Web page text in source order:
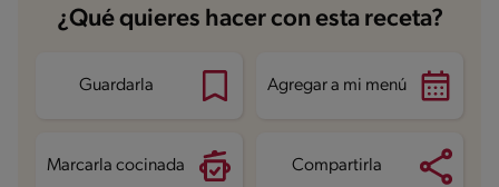
Carbohidratos 38.7 g
Energía 298.7 kcal
Proteína
Grasas saturadas 3.1 g
¿Qué quieres hacer con esta receta?
Guardarla Agregar a mi menú
Marcarla cocinada Compartirla